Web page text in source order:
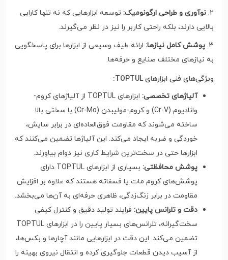
2. نوآوری و طراحی ارگونومیک: توسعه ابزارهایی که نه تنها کارایی
بالایی دارند، بلکه راحتی کاربر را نیز در نظر می‌گیرند.
3. پوشش کامل نیازها: ارائه طیف وسیعی از ابزارها برای پاسخگویی
به نیازهای مختلف صنایع و حرفه‌ها.
ویژگی‌های فنی ابزارهای TOPTUL:
آلیاژهای تخصصی:
ابزارهای TOPTUL از آلیاژهای کروم-
وانادیوم (Cr-V) و کروم-مولیبدن (Cr-Mo) با سختی بالا
ساخته می‌شوند که مقاومت فوق‌العاده‌ای در برابر سایش،
خوردگی و ضربه ایجاد می‌کند. این آلیاژها تضمین می‌کنند که
ابزارها حتی در سخت‌ترین شرایط کاری نیز دوام بیاورند.
پوشش محافظتی:
بسیاری از ابزارهای TOPTUL دارای
پوشش‌های کروم مات یا فسفاته هستند که علاوه بر افزایش
مقاومت در برابر زنگ‌زدگی، ظاهری حرفه‌ای به آن‌ها می‌بخشد.
دقت و تلرانس پایین: فرایند تولید دقیق و کنترل کیفی
سخت‌گیرانه، تلرانس‌های بسیار پایین را در ابزارهای TOPTUL
تضمین می‌کند. این دقت در ابزارهایی مانند آچارها و بکس‌ها،
از آسیب دیدن قطعات جلوگیری کرده و انتقال نیروی بهینه را